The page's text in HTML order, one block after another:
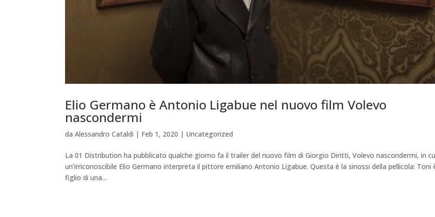
Elio Germano è Antonio Ligabue nel nuovo film Volevo
nascondermi
daAlessandro Cataldi | Feb 1, 2020 | Uncategorized
La 01 Distribution ha pubblicato qualche giorno fa il trailer del nuovo film di Giorgio Diritti, Volevo nascondermi, in
un’irriconoscibile Elio Germano interpreta il pittore emiliano Antonio Ligabue. Questa è la sinossi della pellicola: Toni
figlio di una...